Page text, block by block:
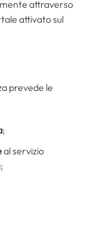
attraverso
attivato sul
prevede le
;
al servizio